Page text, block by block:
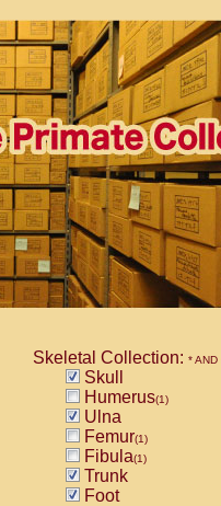
Skeletal Collection: * AND
Skull
Humerus(1)
Ulna
Femur(1)
Fibula(1)
Trunk
Foot